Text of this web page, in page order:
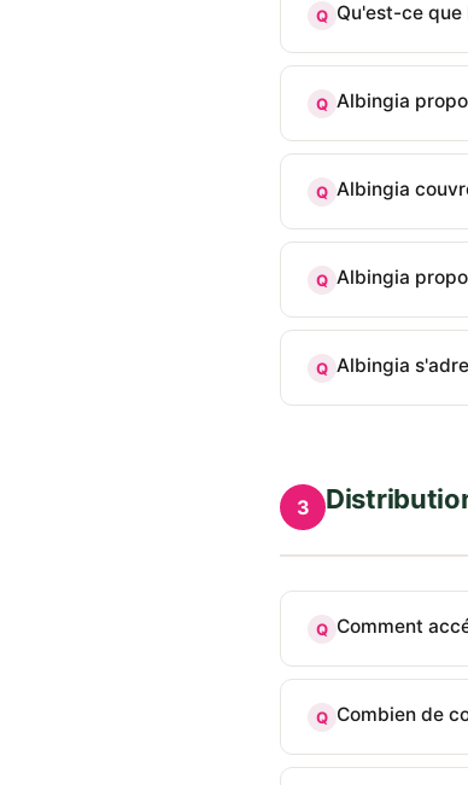
Q Qu'est-ce que
Q Albingia
Q Albingia
Q Albingia
Q Albingia
3
Q Comment
Q Combien de